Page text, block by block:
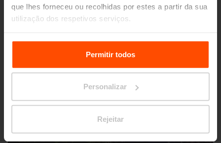
que lhes forneceu ou recolhidas por estes a partir da sua
utilização dos respetivos serviços.
Para mais informações, por favor visitePrinciples
Relating to the Processing Personal Data.
Permitir todos
Personalizar
Rejeitar
Seattle – Popup park